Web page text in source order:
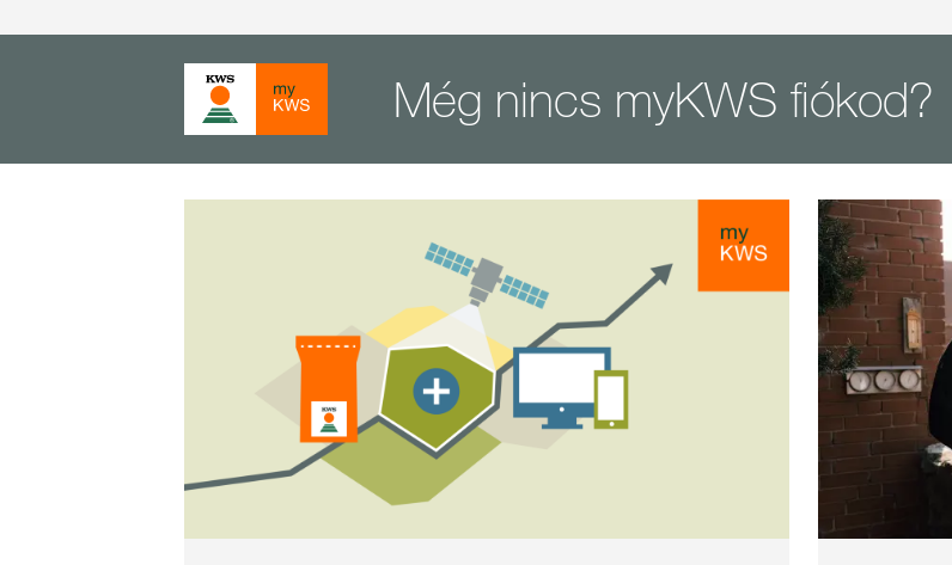
Még nincs myKWS fiókod?